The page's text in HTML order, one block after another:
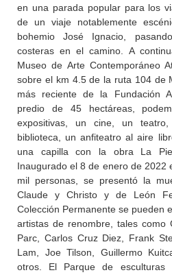
en una parada popular para los
de un viaje notablemente
bohemio José Ignacio,
costeras en el camino. A
Museo de Arte Contemporáneo
sobre el km 4.5 de la ruta 104 de
más reciente de la Fundación
predio de 45 hectáreas,
expositivas, un cine, un
biblioteca, un anfiteatro al aire
una capilla con la obra La
Inaugurado el 8 de enero de 2022
mil personas, se presentó la
Claude y Christo y de León
Colección Permanente se pueden
artistas de renombre, tales como
Parc, Carlos Cruz Diez, Frank
Lam, Joe Tilson, Guillermo
otros. El Parque de esculturas